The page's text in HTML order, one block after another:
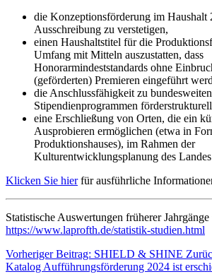
die Konzeptionsförderung im Haushalt
Ausschreibung zu verstetigen,
einen Haushaltstitel für die
Umfang mit Mitteln auszustatten, dass
Honorarmindeststandards ohne
(geförderten) Premieren eingeführt
die Anschlussfähigkeit zu bundesweiten
Stipendienprogrammen
eine Erschließung von Orten, die ein
Ausprobieren ermöglichen (etwa in
Produktionshauses), im Rahmen der
Kulturentwicklungsplanung des
Klicken Sie hierfür ausführliche
Statistische Auswertungen früherer
https://www.laprofth.de/statistik-studien.html
Vorheriger Beitrag: SHIELD & SHINE
Katalog Aufführungsförderung 2024 ist